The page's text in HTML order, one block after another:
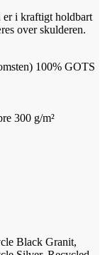
er i kraftigt holdbart
over skulderen.
100% GOTS
300 g/m²
Black Granit,